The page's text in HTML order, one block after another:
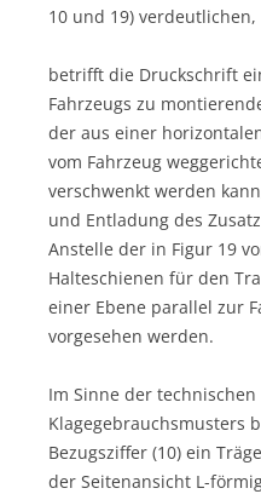
10 und 19) verdeutlichen,
betrifft die Druckschrift
Fahrzeugs zu
der aus einer
vom Fahrzeug
verschwenkt werden
und Entladung des
Anstelle der in Figur 19
Halteschienen für den
einer Ebene parallel zur
vorgesehen werden.
Im Sinne der technischen
Klagegebrauchsmusters
Bezugsziffer (10) ein
der Seitenansicht L-